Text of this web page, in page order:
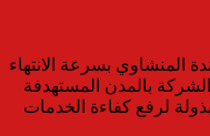
المنشاوي بسرعة الانتهاء
بالمدن المستهدفة
لرفع كفاءة الخدمات